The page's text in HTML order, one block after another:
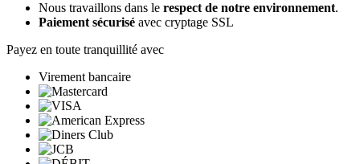
Nous travaillons dans le respect de notre environnement.
Paiement sécurisé avec cryptage SSL
Payez en toute tranquillité avec
Virement bancaire